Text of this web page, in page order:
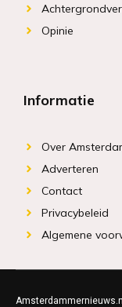
Opinie
Informatie
Over
Adverteren
Contact
Privacybeleid
Algemene